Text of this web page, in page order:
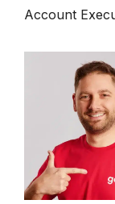
Account